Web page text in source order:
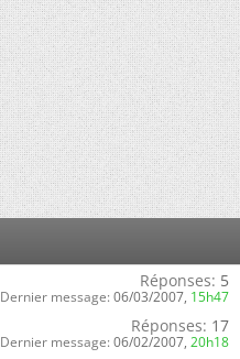
Réponses: 5
Dernier message: 06/03/2007, 15h47
Réponses: 17
Dernier message: 06/02/2007, 20h18